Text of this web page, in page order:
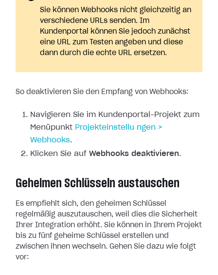
Sie können Webhooks nicht gleichzeitig an
verschiedene URLs senden. Im
Kundenportal können Sie jedoch zunächst
eine URL zum Testen angeben und diese
dann durch die echte URL ersetzen.
So deaktivieren Sie den Empfang von Webhooks:
Navigieren Sie im Kundenportal-Projekt zum
Menüpunkt Projekteinstellu ngen >
Webhooks.
Klicken Sie auf Webhooks deaktivieren.
Geheimen Schlüsseln austauschen
Es empfiehlt sich, den geheimen Schlüssel
regelmäßig auszutauschen, weil dies die Sicherheit
Ihrer Integration erhöht. Sie können in Ihrem Projekt
bis zu fünf geheime Schlüssel erstellen und
zwischen ihnen wechseln. Gehen Sie dazu wie folgt
vor: